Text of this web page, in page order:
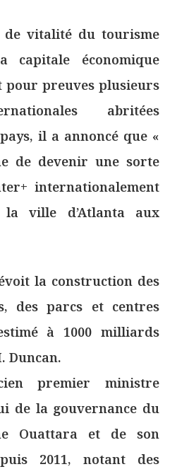
vitalité du tourisme
capitale économique
preuves plusieurs
abritées
il a annoncé que «
de devenir une sorte
internationalement
la ville d’Atlanta aux
la construction des
des parcs et centres
à 1000 milliards
Duncan.
premier ministre
de la gouvernance du
Ouattara et de son
2011, notant des